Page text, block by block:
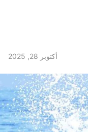
أكتوبر 28, 2025